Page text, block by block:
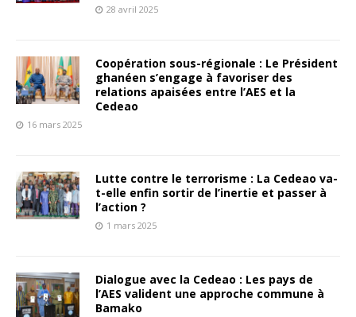
28 avril 2025
Coopération sous-régionale : Le Président
ghanéen s’engage à favoriser des
relations apaisées entre l’AES et la
Cedeao
16 mars 2025
Lutte contre le terrorisme : La Cedeao va-
t-elle enfin sortir de l’inertie et passer à
l’action ?
1 mars 2025
Dialogue avec la Cedeao : Les pays de
l’AES valident une approche commune à
Bamako